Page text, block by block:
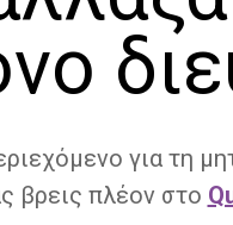
για τη
βρεις πλέον στο